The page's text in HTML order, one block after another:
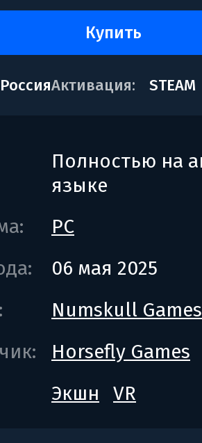
купить
РоссияАктивация: STEAM
Полностью на
языке
PC
06 мая 2025
Numskull Games
Horsefly Games
Экшн VR